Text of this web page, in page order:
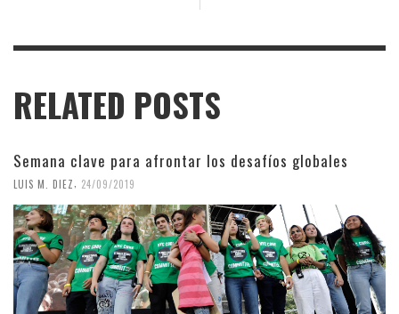
RELATED POSTS
Semana clave para afrontar los desafíos globales
LUIS M. DIEZ, 24/09/2019